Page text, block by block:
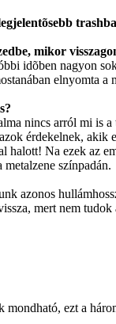
mikor
idõben nagyon
elnyomta
nincs arról mi is
érdekelnek,
Na ezek az
színpadán.
azonos
mert nem
ezt a